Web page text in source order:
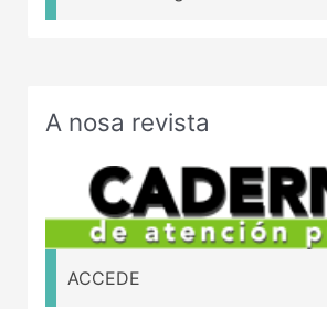
A nosa revista
ACCEDE